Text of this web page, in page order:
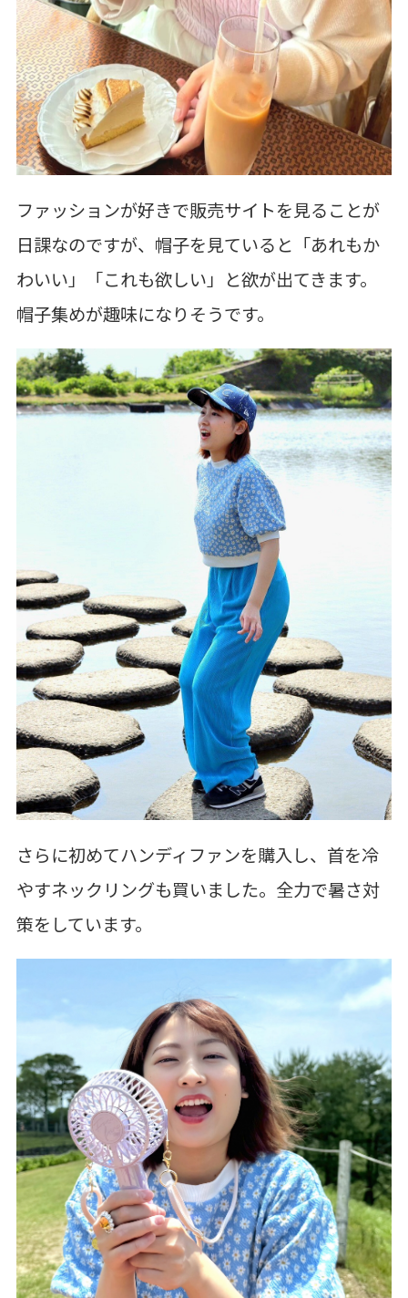
ファッションが好きで販売サイトを見ることが
日課なのですが、帽子を見ていると「あれもか
わいい」「これも欲しい」と欲が出てきます。
帽子集めが趣味になりそうです。
さらに初めてハンディファンを購入し、首を冷
やすネックリングも買いました。全力で暑さ対
策をしています。